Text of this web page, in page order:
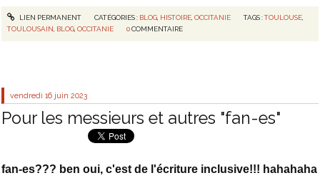
LIEN PERMANENT CATÉGORIES : BLOG, HISTOIRE, OCCITANIE TAGS :TOULOUSE,
TOULOUSAIN, BLOG,OCCITANIE 0 COMMENTAIRE
vendredi 16 juin 2023
Pour les messieurs et autres "fan-es"
fan-es??? ben oui, c'est de l'écriture inclusive!!! hahahaha